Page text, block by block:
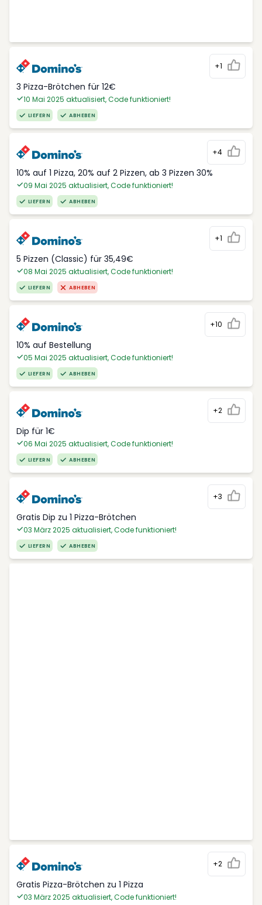
+1
3 Pizza-Brötchen für 12€
10 Mai 2025 aktualisiert, Code funktioniert!
LIEFERN ABHEBEN
+4
10% auf 1 Pizza, 20% auf 2 Pizzen, ab 3 Pizzen 30%
09 Mai 2025 aktualisiert, Code funktioniert!
LIEFERN ABHEBEN
+1
5 Pizzen (Classic) für 35,49€
08 Mai 2025 aktualisiert, Code funktioniert!
LIEFERN ABHEBEN
+10
10% auf Bestellung
05 Mai 2025 aktualisiert, Code funktioniert!
LIEFERN ABHEBEN
+2
Dip für 1€
06 Mai 2025 aktualisiert, Code funktioniert!
LIEFERN ABHEBEN
+3
Gratis Dip zu 1 Pizza-Brötchen
03 März 2025 aktualisiert, Code funktioniert!
LIEFERN ABHEBEN
+2
Gratis Pizza-Brötchen zu 1 Pizza
03 März 2025 aktualisiert, Code funktioniert!